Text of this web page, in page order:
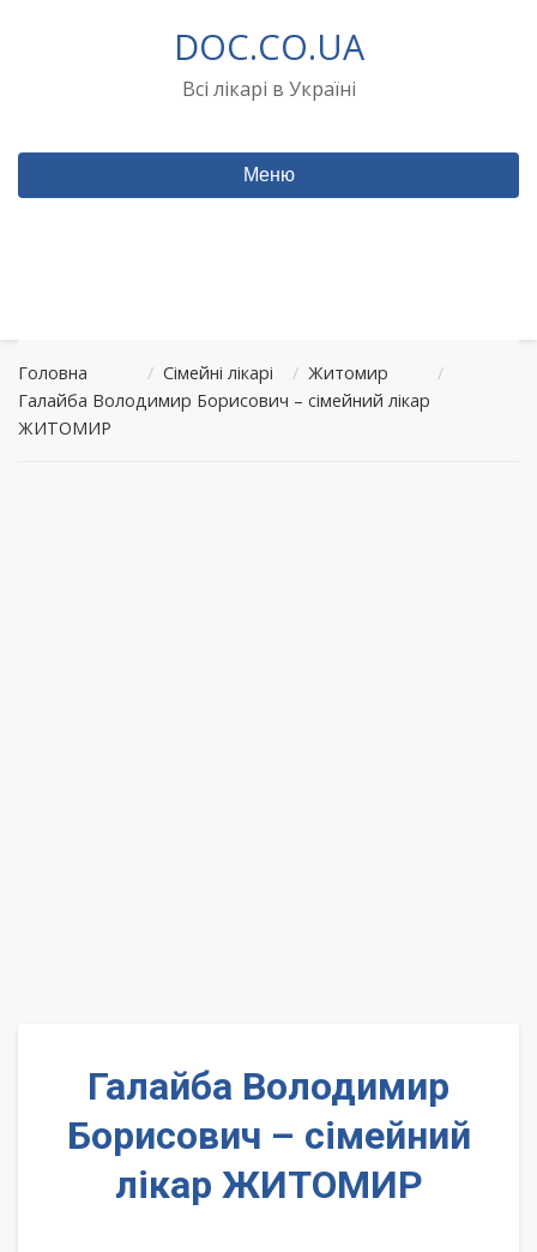
DOC.CO.UA
Всі лікарі в Україні
Меню
Головна / Сімейні лікарі / Житомир
/
Галайба Володимир Борисович – сімейний лікар
ЖИТОМИР
Галайба Володимир
Борисович – сімейний
лікар ЖИТОМИР